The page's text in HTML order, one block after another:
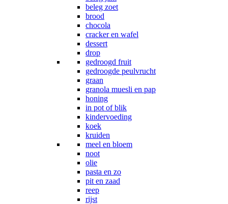
beleg zoet
brood
chocola
cracker en wafel
dessert
drop
gedroogd fruit
gedroogde peulvrucht
graan
granola muesli en pap
honing
in pot of blik
kindervoeding
koek
kruiden
meel en bloem
noot
olie
pasta en zo
pit en zaad
reep
rijst